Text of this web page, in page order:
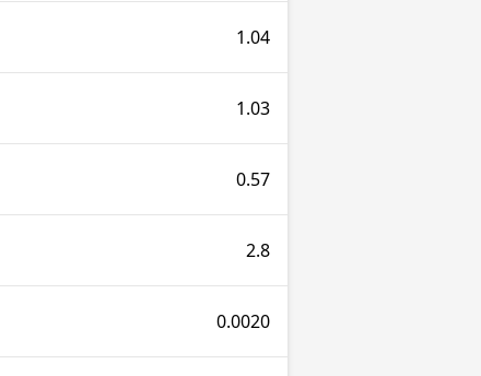
1.04
1.03
0.57
2.8
0.0020